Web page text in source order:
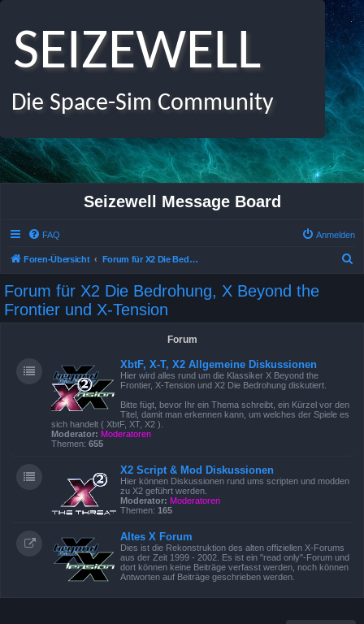
SEIZEWELL
Die Space-Sim Community
Seizewell Message Board
FAQ Anmelden
Foren-Übersicht Forum für X2 Die Bedrohung, X Beyond the Frontier und X-Tension
Forum für X2 Die Bedrohung, X Beyond the
Frontier und X-Tension
Forum
XbtF, X-T, X2 Allgemeine Diskussionen
Hier wird alles rund um die Klassiker X Beyond the
Frontier, X-Tension und X2 Die Bedrohung diskutiert.
Bitte fügt, bevor Ihr ein Thema schreibt, ein Kürzel vor den
Titel, damit man erkennen kann, um welches der Spiele es
sich handelt ( XbtF, XT, X2 ).
Moderator: Moderatoren
Themen: 655
X2 Script & Mod Diskussionen
Hier können Diskussionen rund ums scripten und modden
zu X2 geführt werden.
Moderator: Moderatoren
Themen: 165
Altes X Forum
Dies ist die Rekonstruktion des alten offiziellen X-Forums
aus der Zeit 1999 - 2002. Es ist ein "read only"-Forum und
dort können keine Beiträge verfasst werden, noch können
Antworten auf Beiträge geschrieben werden.